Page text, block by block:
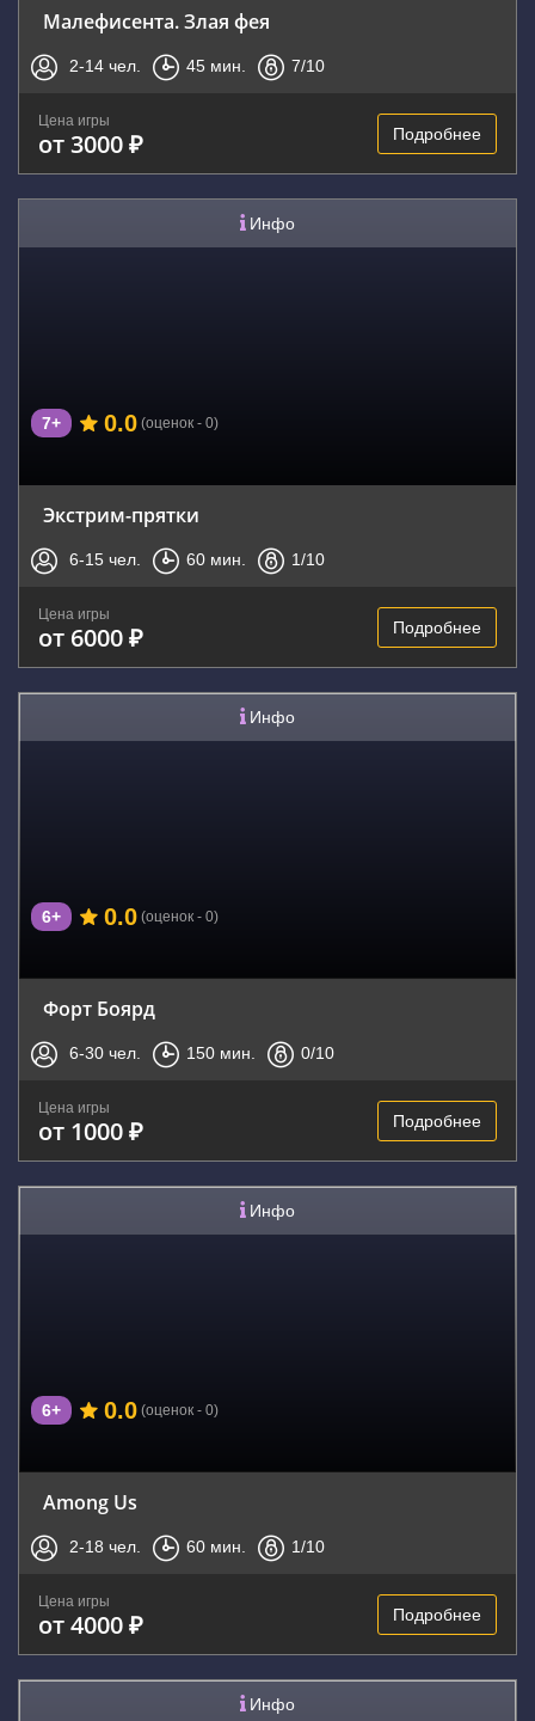
Малефисента. Злая фея
2-14 чел. 45 мин. 7/10
Цена игры
от 3000 ₽ Подробнее
Инфо
7+ 0.0 (оценок - 0)
Экстрим-прятки
6-15 чел. 60 мин. 1/10
Цена игры
от 6000 ₽ Подробнее
Инфо
6+ 0.0 (оценок - 0)
Форт Боярд
6-30 чел. 150 мин. 0/10
Цена игры
от 1000 ₽ Подробнее
Инфо
6+ 0.0 (оценок - 0)
Among Us
2-18 чел. 60 мин. 1/10
Цена игры
от 4000 ₽ Подробнее
Инфо